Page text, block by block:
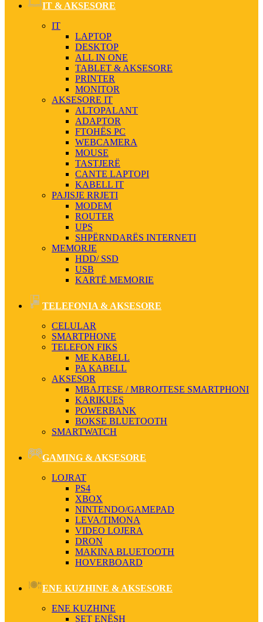
IT & AKSESORE
IT
LAPTOP
DESKTOP
ALL IN ONE
TABLET & AKSESORE
PRINTER
MONITOR
AKSESORE IT
ALTOPALANT
ADAPTOR
FTOHËS PC
WEBCAMERA
MOUSE
TASTJERË
CANTE LAPTOPI
KABELL IT
PAJISJE RRJETI
MODEM
ROUTER
UPS
SHPËRNDARËS INTERNETI
MEMORJE
HDD/ SSD
USB
KARTË MEMORIE
TELEFONIA & AKSESORE
CELULAR
SMARTPHONE
TELEFON FIKS
ME KABELL
PA KABELL
AKSESOR
MBAJTESE / MBROJTESE SMARTPHONI
KARIKUES
POWERBANK
BOKSE BLUETOOTH
SMARTWATCH
GAMING & AKSESORE
LOJRAT
PS4
XBOX
NINTENDO/GAMEPAD
LEVA/TIMONA
VIDEO LOJERA
DRON
MAKINA BLUETOOTH
HOVERBOARD
ENE KUZHINE & AKSESORE
ENE KUZHINE
SET ENËSH